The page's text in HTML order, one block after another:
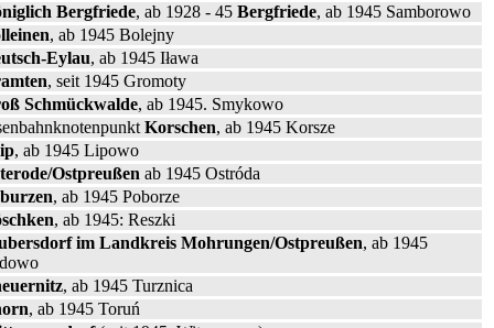
Bergfriede, ab 1928 - 45 Bergfriede, ab 1945 Samborowo
, ab 1945 Bolejny
Eylau, ab 1945 Iława
, seit 1945 Gromoty
Schmückwalde, ab 1945. Smykowo
Korschen, ab 1945 Korsze
, ab 1945 Lipowo
Ostpreußen ab 1945 Ostróda
, ab 1945 Poborze
, ab 1945: Reszki
im Landkreis Mohrungen/Ostpreußen, ab 1945
, ab 1945 Turznica
, ab 1945 Toruń